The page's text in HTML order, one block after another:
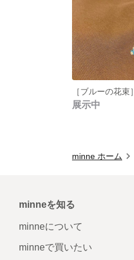
展示中
minne ホーム
minneを知る
minneについて
minneで買いたい